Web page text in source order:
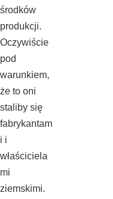
środków
produkcji.
Oczywiście
pod
warunkiem,
że to oni
staliby się
fabrykantam
i i
właściciela
mi
ziemskimi.